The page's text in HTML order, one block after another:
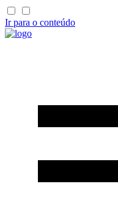
Ir para o conteúdo